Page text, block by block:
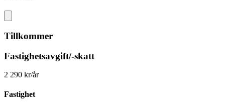
Tillkommer
Fastighetsavgift/-skatt
2 290 kr/år
Fastighet